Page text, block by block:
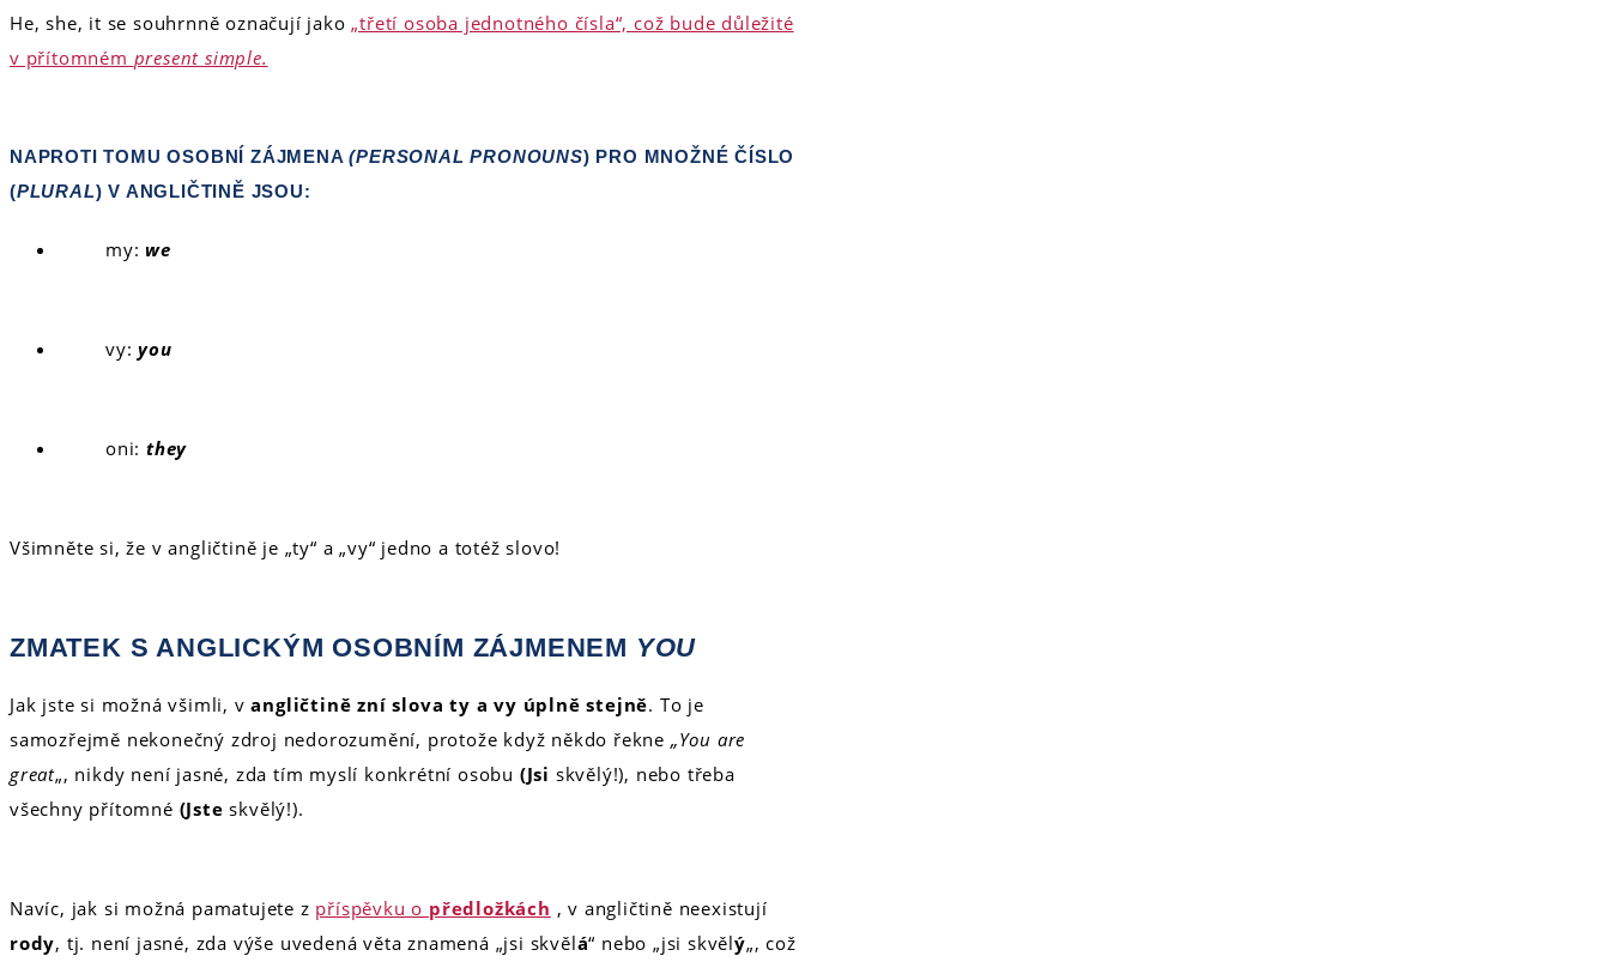
He, she, it se souhrnně označují jako„třetí osoba jednotného čísla“, což bude důležité
v přítomném present simple.
NAPROTI TOMU OSOBNÍ ZÁJMENA(PERSONAL PRONOUNS) PRO MNOŽNÉ ČÍSLO
(PLURAL) V ANGLIČTINĚ JSOU:
my: we
vy:you
oni: they
Všimněte si, že v angličtině je „ty“ a „vy“ jedno a totéž slovo!
ZMATEK S ANGLICKÝM OSOBNÍM ZÁJMENEM YOU
Jak jste si možná všimli, vangličtině zní slova ty a vy úplně stejně. To je
samozřejmě nekonečný zdroj nedorozumění, protože když někdo řekne „You are
great„, nikdy není jasné, zda tím myslí konkrétní osobu (Jsi skvělý!), nebo třeba
všechny přítomné (Jste skvělý!).
Navíc, jak si možná pamatujete z příspěvku o předložkách , v angličtině neexistují
rody, tj. není jasné, zda výše uvedená věta znamená „jsi skvělá“ nebo „jsi skvělý„, což